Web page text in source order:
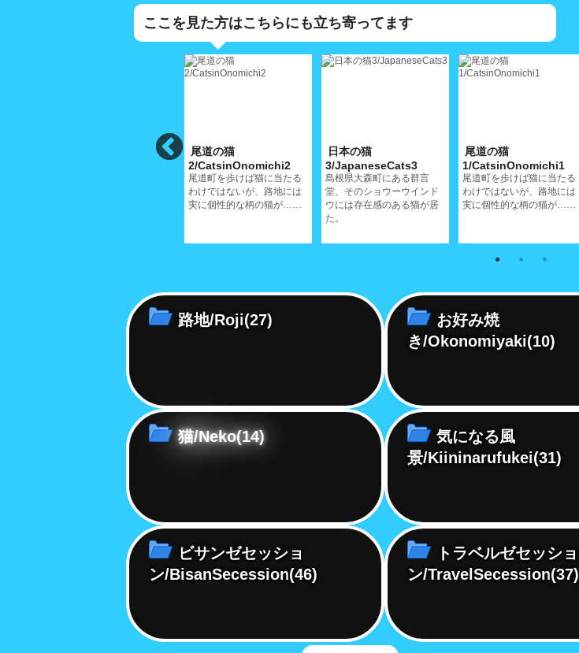
ここを見た方はこちらにも立ち寄ってます
尾道の猫
2/CatsinOnomichi2
尾道町を歩けば猫に当たる
わけではないが、路地には
実に個性的な柄の猫が……
日本の猫
3/JapaneseCats3
島根県大森町にある群言
堂、そのショウーウインド
ウには存在感のある猫が居
た。
尾道の猫
1/CatsinOnomichi1
尾道町を歩けば猫に当たる
わけではないが、路地には
実に個性的な柄の猫が……
路地/Roji(27)
お好み焼
き/Okonomiyaki(10)
猫/Neko(14)
気になる風
景/Kiininarufukei(31)
ビサンゼセッショ
ン/BisanSecession(46)
トラベルゼセッショ
ン/TravelSecession(37)